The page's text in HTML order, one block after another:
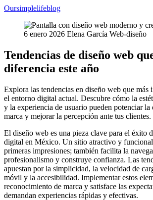
Oursimplelifeblog
6 enero 2026 Elena García Web-diseño
Tendencias de diseño web
diferencia este año
Explora las tendencias en diseño web que más
el entorno digital actual. Descubre cómo la
y la experiencia de usuario pueden potenciar
marca y mejorar la percepción ante tus clientes.
El diseño web es una pieza clave para el éxito
digital en México. Un sitio atractivo y funcional
primeras impresiones; también facilita la
profesionalismo y construye confianza. Las
apuestan por la simplicidad, la velocidad de
móvil y la accesibilidad. Implementar estos
reconocimiento de marca y satisface las
demandan experiencias rápidas y efectivas.